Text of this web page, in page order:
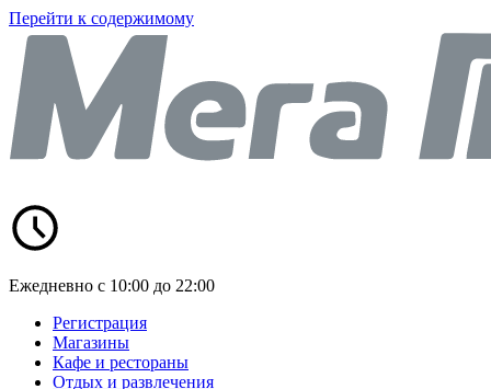
Перейти к содержимому
Ежедневно с 10:00 до 22:00
Регистрация
Магазины
Кафе и рестораны
Отдых и развлечения